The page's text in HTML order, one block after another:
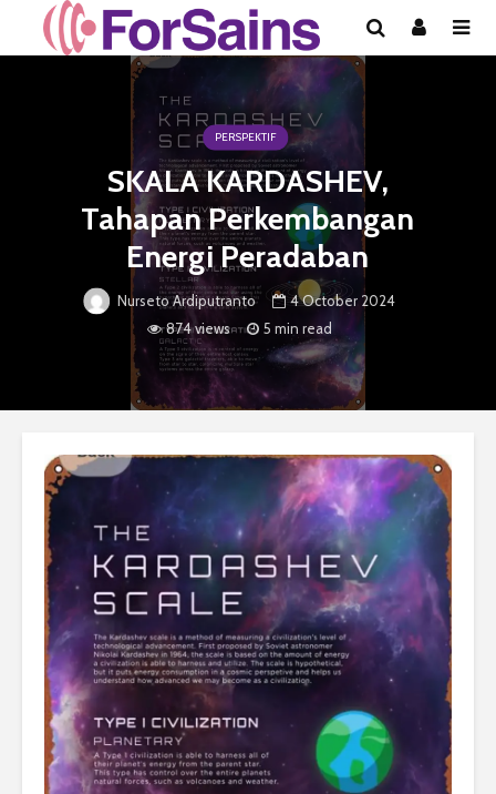
PERSPEKTIF
SKALA KARDASHEV,
Tahapan Perkembangan
Energi Peradaban
Nurseto Ardiputranto
4 October 2024
874 views
5 min read